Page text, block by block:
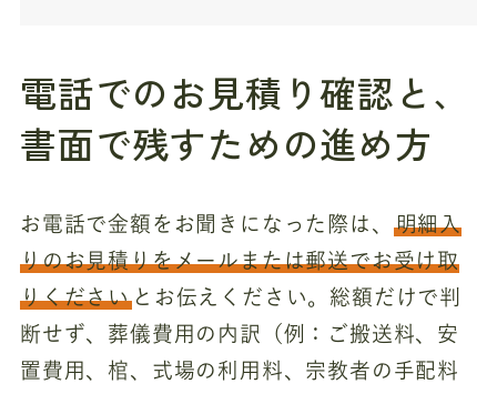
電話でのお見積り確認と、
書面で残すための進め方
お電話で金額をお聞きになった際は、
明細入
りのお見積りをメールまたは郵送でお受け取
りくださいとお伝えください。総額だけで判
断せず、葬儀費用の内訳（例：ご搬送料、安
置費用、棺、式場の利用料、宗教者の手配料